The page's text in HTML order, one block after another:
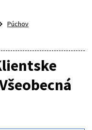
Púchov